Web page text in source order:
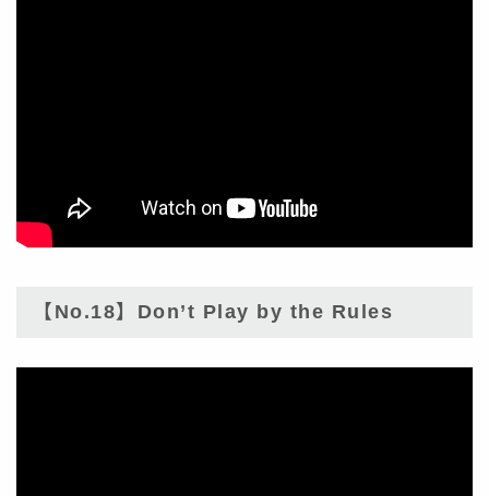
【No.18】Don’t Play by the Rules